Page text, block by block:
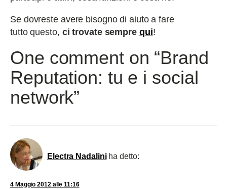
Se dovreste avere bisogno di aiuto a fare
tutto questo, ci trovate sempre qui!
One comment on “Brand
Reputation: tu e i social
network”
Electra Nadalini ha detto:
4 Maggio 2012 alle 11:16